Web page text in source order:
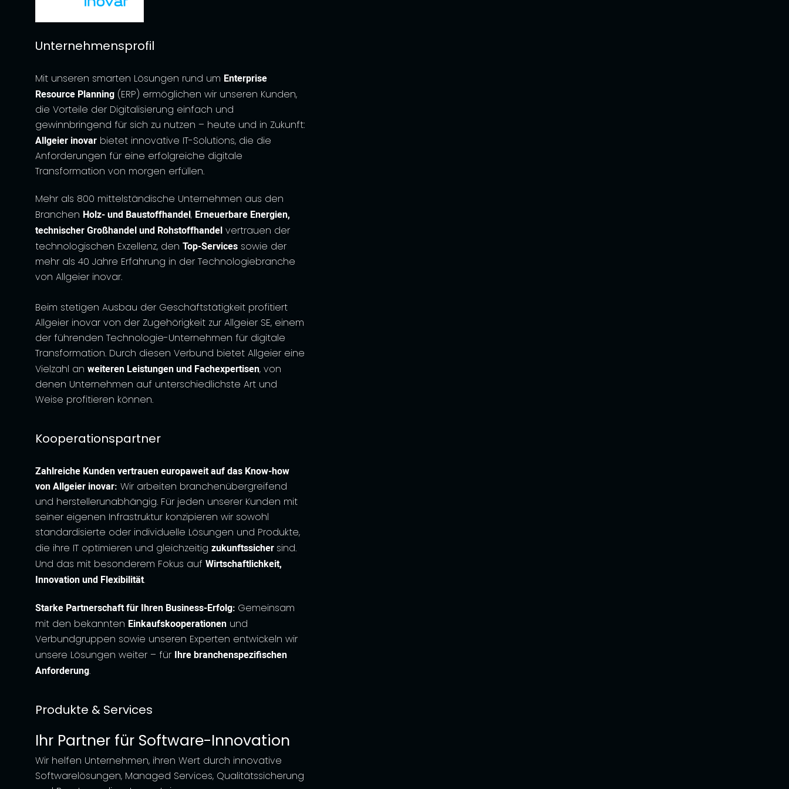
Unternehmensprofil
Mit unseren smarten Lösungen rund um Enterprise
Resource Planning(ERP) ermöglichen wir unseren Kunden,
die Vorteile der Digitalisierung einfach und
gewinnbringend für sich zu nutzen – heute und in Zukunft:
Allgeier inovarbietet innovative IT-Solutions, die die
Anforderungen für eine erfolgreiche digitale
Transformation von morgen erfüllen.
Mehr als 800 mittelständische Unternehmen aus den
Branchen Holz- und Baustoffhandel, Erneuerbare Energien,
technischer Großhandel und Rohstoffhandelvertrauen der
technologischen Exzellenz, den Top-Servicessowie der
mehr als 40 Jahre Erfahrung in der Technologiebranche
von Allgeier inovar.
Beim stetigen Ausbau der Geschäftstätigkeit profitiert
Allgeier inovar von der Zugehörigkeit zur Allgeier SE, einem
der führenden Technologie-Unternehmen für digitale
Transformation. Durch diesen Verbund bietet Allgeier eine
Vielzahl an weiteren Leistungen und Fachexpertisen, von
denen Unternehmen auf unterschiedlichste Art und
Weise profitieren können.
Kooperationspartner
Zahlreiche Kunden vertrauen europaweit auf das Know-how
von Allgeier inovar: Wir arbeiten branchenübergreifend
und herstellerunabhängig. Für jeden unserer Kunden mit
seiner eigenen Infrastruktur konzipieren wir sowohl
standardisierte oder individuelle Lösungen und Produkte,
die ihre IT optimieren und gleichzeitig zukunftssicher sind.
Und das mit besonderem Fokus auf Wirtschaftlichkeit,
Innovation und Flexibilität.
Starke Partnerschaft für Ihren Business-Erfolg: Gemeinsam
mit den bekannten Einkaufskooperationenund
Verbundgruppen sowie unseren Experten entwickeln wir
unsere Lösungen weiter – für Ihre branchenspezifischen
Anforderung.
Produkte & Services
Ihr Partner für Software-Innovation
Wir helfen Unternehmen, ihren Wert durch innovative
Softwarelösungen, Managed Services, Qualitätssicherung